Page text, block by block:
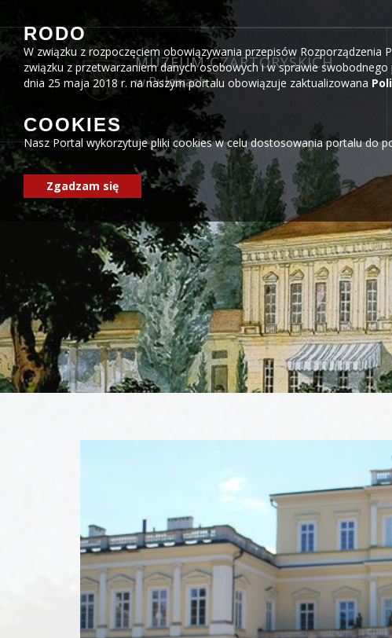
MUZEUM CZARTORYSKICH
w Puławach
RODO
W związku z rozpoczęciem obowiązywania przepisów
związku z przetwarzaniem danych osobowych i w sprawie
dnia 25 maja 2018 r. na naszym portalu obowiązuje zaktualizowana
COOKIES
Nasz Portal wykorzytuje pliki cookies w celu dostosowania portalu do
Zgadzam się